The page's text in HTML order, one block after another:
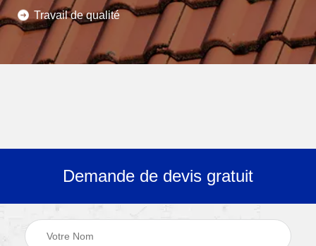
Travail de qualité
Demande de devis gratuit